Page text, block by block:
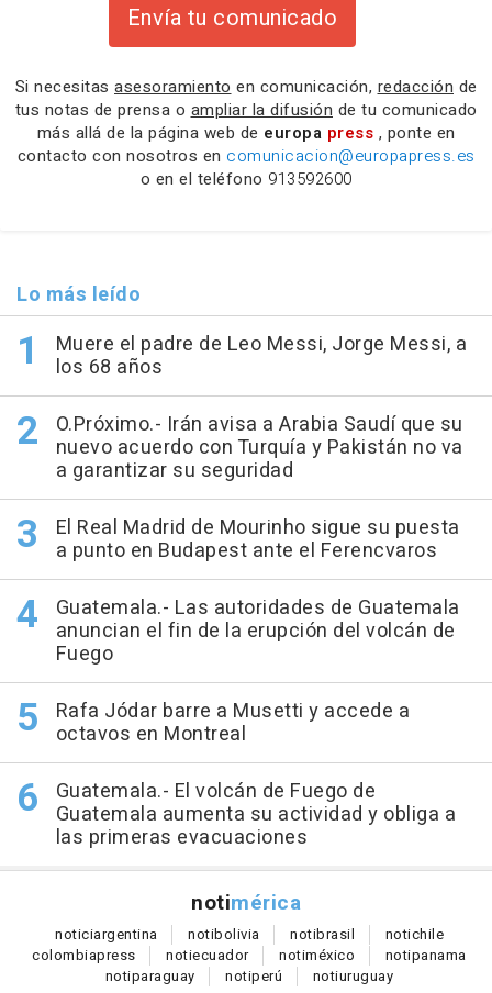
Envía tu comunicado
Si necesitas asesoramiento en comunicación, redacción de
tus notas de prensa o ampliar la difusión de tu comunicado
más allá de la página web de europa press , ponte en
contacto con nosotros en comunicacion@europapress.es
o en el teléfono 913592600
Lo más leído
Muere el padre de Leo Messi, Jorge Messi, a
los 68 años
O.Próximo.- Irán avisa a Arabia Saudí que su
nuevo acuerdo con Turquía y Pakistán no va
a garantizar su seguridad
El Real Madrid de Mourinho sigue su puesta
a punto en Budapest ante el Ferencvaros
Guatemala.- Las autoridades de Guatemala
anuncian el fin de la erupción del volcán de
Fuego
Rafa Jódar barre a Musetti y accede a
octavos en Montreal
Guatemala.- El volcán de Fuego de
Guatemala aumenta su actividad y obliga a
las primeras evacuaciones
notimérica
noticiargentina notibolivia notibrasil notichile
colombiapress notiecuador notiméxico notipanama
notiparaguay notiperú notiuruguay